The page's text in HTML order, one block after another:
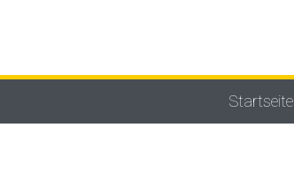
Startseite